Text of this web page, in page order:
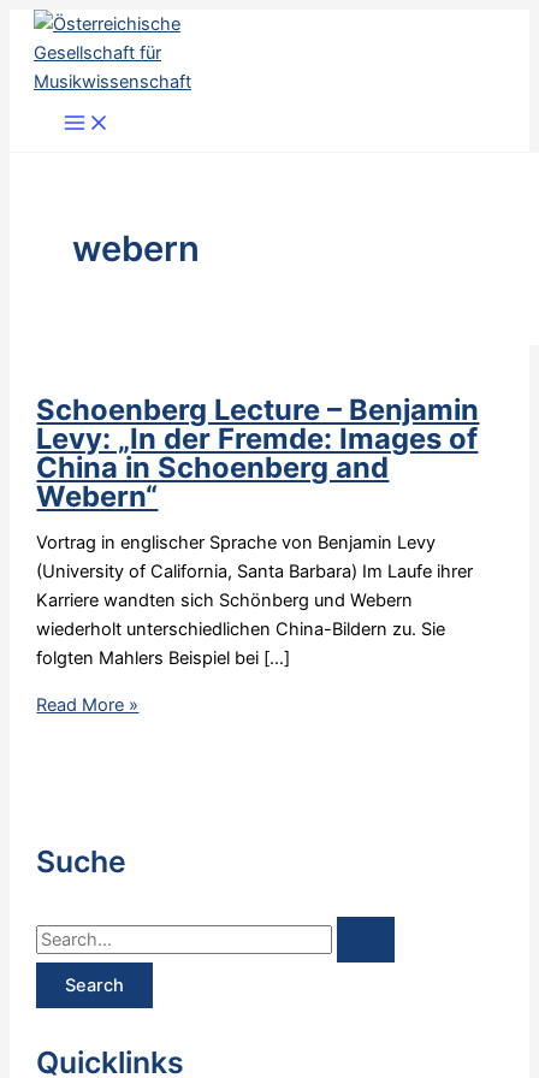
Skip
content
webern
Schoenberg Lecture – Benjamin
Levy: „In der Fremde: Images of
China in Schoenberg and
Webern“
Vortrag in englischer Sprache von Benjamin Levy
(University of California, Santa Barbara) Im Laufe ihrer
Karriere wandten sich Schönberg und Webern
wiederholt unterschiedlichen China-Bildern zu. Sie
folgten Mahlers Beispiel bei […]
Schoenberg
„In
der
Images
of
China
Schoenberg
Read More »
Suche
S
e
c
Quicklinks